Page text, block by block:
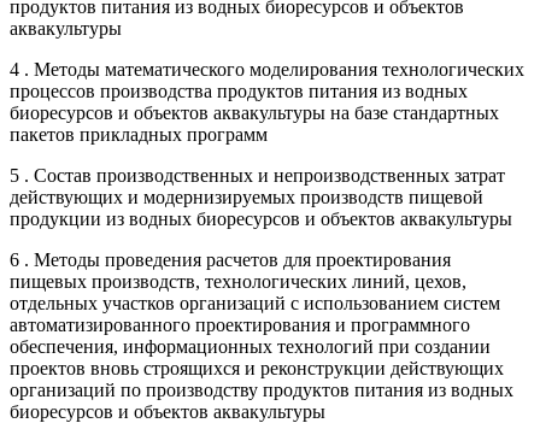
продуктов питания из водных биоресурсов и объектов
аквакультуры
4 . Методы математического моделирования технологических
процессов производства продуктов питания из водных
биоресурсов и объектов аквакультуры на базе стандартных
пакетов прикладных программ
5 . Состав производственных и непроизводственных затрат
действующих и модернизируемых производств пищевой
продукции из водных биоресурсов и объектов аквакультуры
6 . Методы проведения расчетов для проектирования
пищевых производств, технологических линий, цехов,
отдельных участков организаций с использованием систем
автоматизированного проектирования и программного
обеспечения, информационных технологий при создании
проектов вновь строящихся и реконструкции действующих
организаций по производству продуктов питания из водных
биоресурсов и объектов аквакультуры